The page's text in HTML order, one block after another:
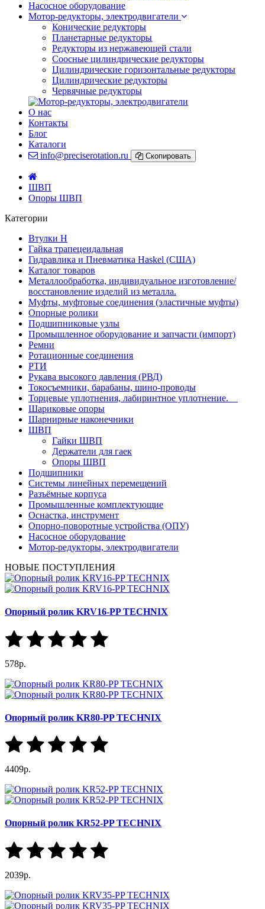
Насосное оборудование
Мотор-редукторы, электродвигатели
Конические редукторы
Планетарные редукторы
Редукторы из нержавеющей стали
Соосные цилиндрические редукторы
Цилиндрические горизонтальные редукторы
Цилиндрические редукторы
Червячные редукторы
О нас
Контакты
Блог
Каталоги
info@preciserotation.ru
Скопировать
ШВП
Опоры ШВП
Категории
Втулки Н
Гайка трапецеидальная
Гидравлика и Пневматика Haskel (США)
Каталог товаров
Металлообработка, индивидуальное изготовление/
восстановление изделий из металла.
Муфты, муфтовые соединения (эластичные муфты)
Опорные ролики
Подшипниковые узлы
Промышленное оборудование и запчасти (импорт)
Ремни
Ротационные соединения
РТИ
Рукава высокого давления (РВД)
Токосъемники, барабаны, шино-проводы
Торцевые уплотнения, лабиринтное уплотнение.
Шариковые опоры
Шарнирные наконечники
ШВП
Гайки ШВП
Держатели для гаек
Опоры ШВП
Подшипники
Системы линейных перемещений
Разъёмные корпуса
Промышленные комплектующие
Оснастка, инструмент
Опорно-поворотные устройства (ОПУ)
Насосное оборудование
Мотор-редукторы, электродвигатели
НОВЫЕ ПОСТУПЛЕНИЯ
Опорный ролик KRV16-PP TECHNIX
578р.
Опорный ролик KR80-PP TECHNIX
4409р.
Опорный ролик KR52-PP TECHNIX
2039р.